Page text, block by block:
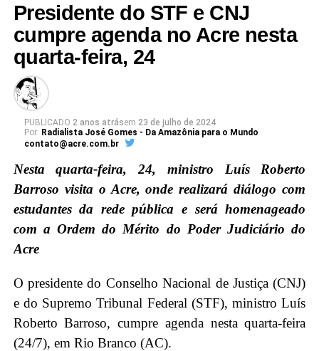
Presidente do STF e CNJ
cumpre agenda no Acre nesta
quarta-feira, 24
PUBLICADO 2 anos atrásem 23 de julho de 2024
Por: Radialista José Gomes - Da Amazônia para o Mundo
contato@acre.com.br
Nesta quarta-feira, 24, ministro Luís Roberto
Barroso visita o Acre, onde realizará diálogo com
estudantes da rede pública e será homenageado
com a Ordem do Mérito do Poder Judiciário do
Acre
O presidente do Conselho Nacional de Justiça (CNJ)
e do Supremo Tribunal Federal (STF), ministro Luís
Roberto Barroso, cumpre agenda nesta quarta-feira
(24/7), em Rio Branco (AC).